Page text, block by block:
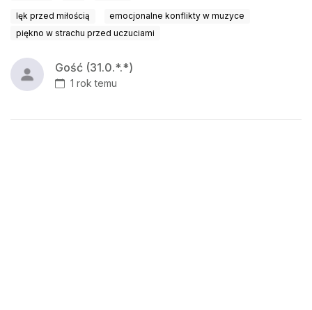
lęk przed miłością
emocjonalne konflikty w muzyce
piękno w strachu przed uczuciami
Gość (31.0.*.*)
1 rok temu